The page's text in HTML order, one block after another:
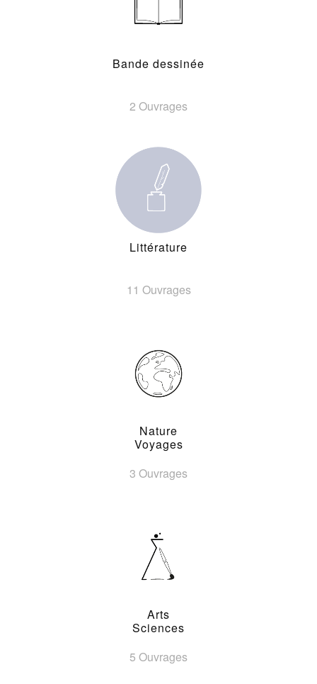
Bande dessinée
2 Ouvrages
Littérature
11 Ouvrages
Nature
Voyages
3 Ouvrages
Arts
Sciences
5 Ouvrages